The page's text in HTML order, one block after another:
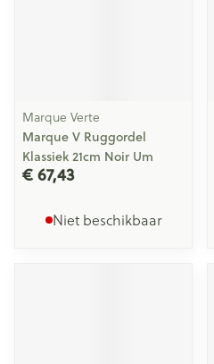
Marque Verte
Marque V Ruggordel
Klassiek 21cm Noir Um
€ 67,43
Niet beschikbaar